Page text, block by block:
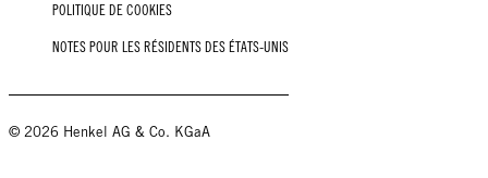
POLITIQUE DE COOKIES
NOTES POUR LES RÉSIDENTS DES ÉTATS-UNIS
© 2026 Henkel AG & Co. KGaA